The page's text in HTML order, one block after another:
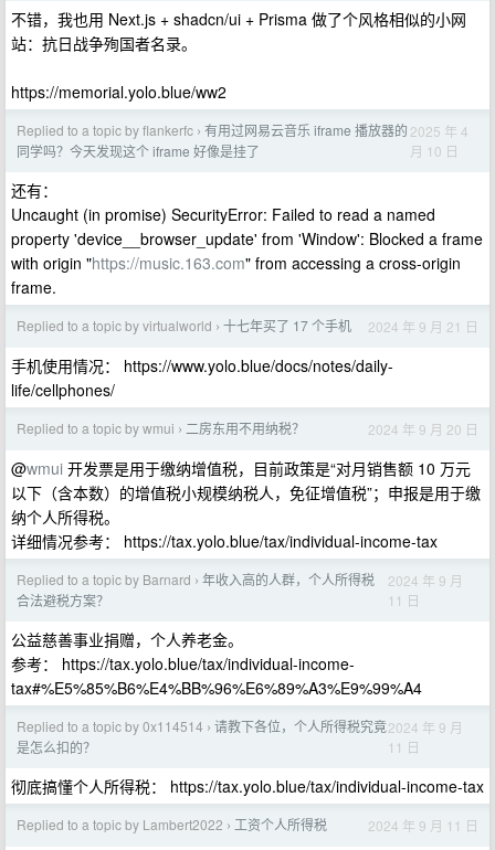
不错，我也用 Next.js + shadcn/ui + Prisma 做了个风格相似的小网
站：抗日战争殉国者名录。
https://memorial.yolo.blue/ww2
Replied to a topic by flankerfc › 有用过网易云音乐 iframe 播放器的
同学吗？今天发现这个 iframe 好像是挂了
2025 年 4
月 10 日
还有：
Uncaught (in promise) SecurityError: Failed to read a named
property 'device__browser_update' from 'Window': Blocked a frame
with origin "https://music.163.com" from accessing a cross-origin
frame.
Replied to a topic by virtualworld › 十七年买了 17 个手机 2024 年 9 月 21 日
手机使用情况： https://www.yolo.blue/docs/notes/daily-
life/cellphones/
Replied to a topic by wmui › 二房东用不用纳税？ 2024 年 9 月 20 日
@wmui 开发票是用于缴纳增值税，目前政策是“对月销售额 10 万元
以下（含本数）的增值税小规模纳税人，免征增值税”；申报是用于缴
纳个人所得税。
详细情况参考： https://tax.yolo.blue/tax/individual-income-tax
Replied to a topic by Barnard › 年收入高的人群，个人所得税
合法避税方案？
2024 年 9 月
11 日
公益慈善事业捐赠，个人养老金。
参考： https://tax.yolo.blue/tax/individual-income-
tax#%E5%85%B6%E4%BB%96%E6%89%A3%E9%99%A4
Replied to a topic by 0x114514 › 请教下各位，个人所得税究竟
是怎么扣的？
2024 年 9 月
11 日
彻底搞懂个人所得税： https://tax.yolo.blue/tax/individual-income-tax
Replied to a topic by Lambert2022 › 工资个人所得税 2024 年 9 月 11 日